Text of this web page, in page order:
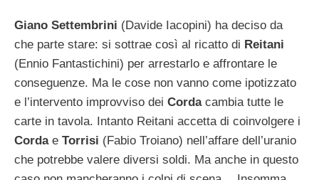
Giano Settembrini (Davide Iacopini) ha deciso da
che parte stare: si sottrae così al ricatto di Reitani
(Ennio Fantastichini) per arrestarlo e affrontare le
conseguenze. Ma le cose non vanno come ipotizzato
e l’intervento improvviso dei Cordacambia tutte le
carte in tavola. Intanto Reitani accetta di coinvolgere i
Cordae Torrisi (Fabio Troiano) nell’affare dell’uranio
che potrebbe valere diversi soldi. Ma anche in questo